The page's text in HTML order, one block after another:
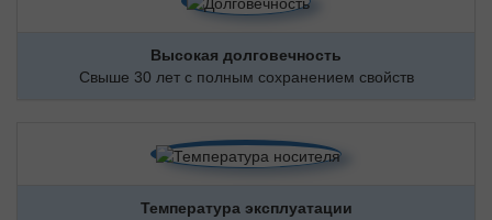
Высокая долговечность
Свыше 30 лет с полным сохранением свойств
Температура эксплуатации